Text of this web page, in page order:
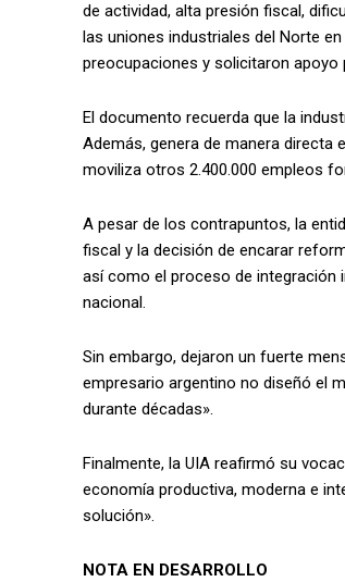
de actividad, alta presión fiscal,
las uniones industriales del Norte
preocupaciones y solicitaron apoyo
El documento recuerda que la
Además, genera de manera directa
moviliza otros 2.400.000 empleos
A pesar de los contrapuntos, la
fiscal y la decisión de encarar
así como el proceso de integración
nacional.
Sin embargo, dejaron un fuerte
empresario argentino no diseñó el
durante décadas».
Finalmente, la UIA reafirmó su
economía productiva, moderna e
solución».
NOTA EN DESARROLLO